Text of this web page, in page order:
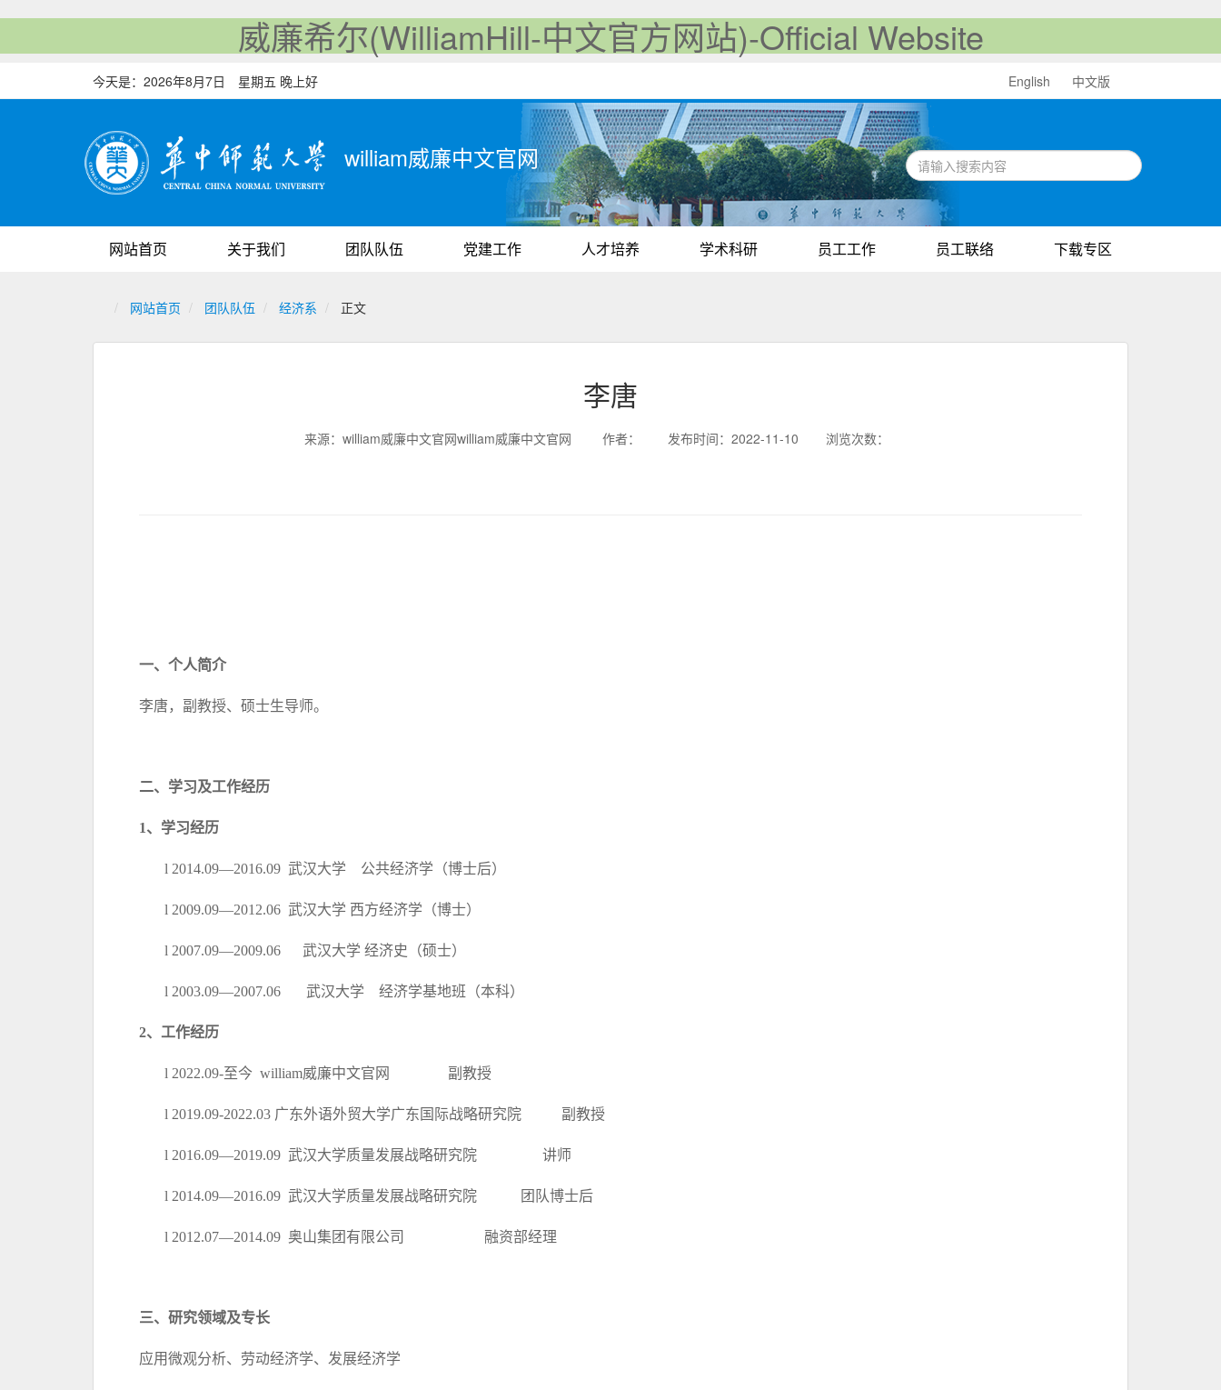
威廉希尔(WilliamHill-中文官方网站)-Official Website
今天是： 2026年8月7日 星期五 晚上好 English 中文版
william威廉中文官网
网站首页 关于我们 团队队伍 党建工作 人才培养 学术科研 员工工作 员工联络 下载专区
网站首页 团队队伍 经济系 正文
李唐
来源：william威廉中文官网william威廉中文官网 作者： 发布时间：2022-11-10 浏览次数：
一、 个人简介
李唐，副教授、硕士生导师。
二、 学习及工作经历
1、学习经历
l 2014.09—2016.09 武汉大学 公共经济学（博士后）
l 2009.09—2012.06 武汉大学 西方经济学（博士）
l 2007.09—2009.06 武汉大学 经济史（硕士）
l 2003.09—2007.06 武汉大学 经济学基地班（本科）
2、工作经历
l 2022.09-至今 william威廉中文官网 副教授
l 2019.09-2022.03 广东外语外贸大学广东国际战略研究院 副教授
l 2016.09—2019.09 武汉大学质量发展战略研究院 讲师
l 2014.09—2016.09 武汉大学质量发展战略研究院 团队博士后
l 2012.07—2014.09 奥山集团有限公司 融资部经理
三、 研究领域及专长
应用微观分析、劳动经济学、发展经济学